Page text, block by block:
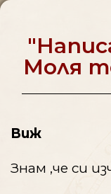
Mоля
Виж
Знам ,че си